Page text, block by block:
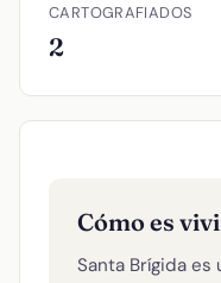
CARTOGRAFIADOS
2
Cómo es
Santa Brígida